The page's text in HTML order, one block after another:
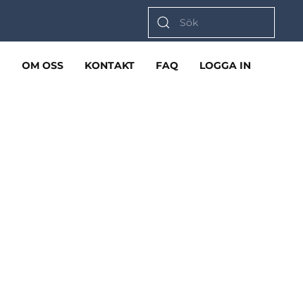
OM OSS KONTAKT FAQ LOGGA IN